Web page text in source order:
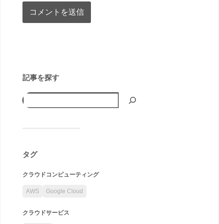
記事を探す
タグ
クラウドコンピューティング
AWS Google Cloud
クラウドサービス